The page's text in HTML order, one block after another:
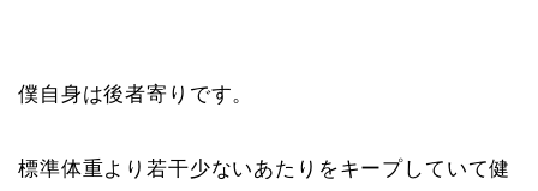
僕自身は後者寄りです。
標準体重より若干少ないあたりをキープしていて健